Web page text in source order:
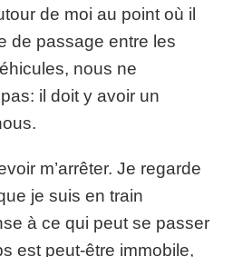
de moi au point où il
de passage entre les
nous ne
il doit y avoir un
m’arrêter. Je regarde
je suis en train
à ce qui peut se passer
est peut-être immobile,